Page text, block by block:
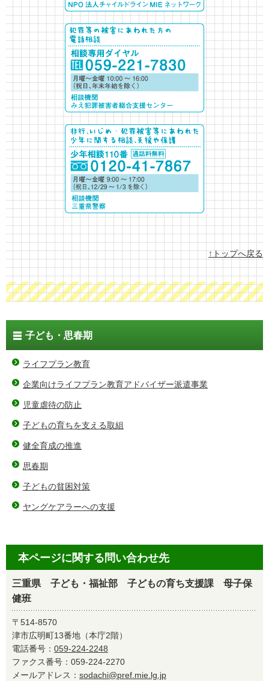
↑トップへ戻る
子ども・思春期
ライフプラン教育
企業向けライフプラン教育アドバイザー派遣事業
児童虐待の防止
子どもの育ちを支える取組
健全育成の推進
思春期
子どもの貧困対策
ヤングケアラーへの支援
本ページに関する問い合わせ先
三重県 子ども・福祉部 子どもの育ち支援課 母子保
健班
〒514-8570
津市広明町13番地（本庁2階）
電話番号： 059-224-2248
ファクス番号：059-224-2270
メールアドレス： sodachi@pref.mie.lg.jp